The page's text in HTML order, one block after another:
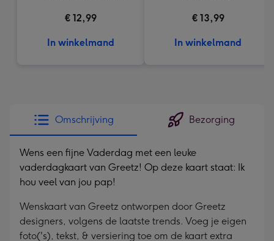
€ 12,99
In winkelmand
€ 13,99
In winkelmand
Omschrijving Bezorging
Wens een fijne Vaderdag met een leuke
vaderdagkaart van Greetz! Op deze kaart staat: Ik
hou veel van jou pap!
Wenskaart van Greetz ontworpen door Greetz
designers, volgens de laatste trends. Voeg je eigen
foto('s), tekst, & versiering toe om de kaart extra